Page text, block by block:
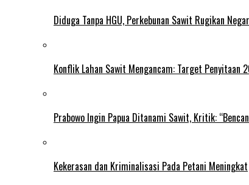
Diduga Tanpa HGU, Perkebunan Sawit Rugikan
Konflik Lahan Sawit Mengancam: Target Penyitaan
Prabowo Ingin Papua Ditanami Sawit, Kritik:
Kekerasan dan Kriminalisasi Pada Petani Meningkat